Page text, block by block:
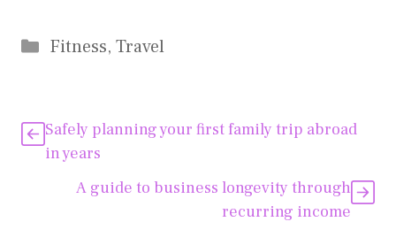
Kategorien
Fitness, Travel
Safely planning your first family trip abroad
in years
A guide to business longevity through
recurring income